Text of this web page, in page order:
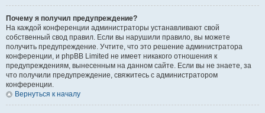
Почему я получил предупреждение?
На каждой конференции администраторы устанавливают свой
собственный свод правил. Если вы нарушили правило, вы можете
получить предупреждение. Учтите, что это решение администратора
конференции, и phpBB Limited не имеет никакого отношения к
предупреждениям, вынесенным на данном сайте. Если вы не знаете, за
что получили предупреждение, свяжитесь с администратором
конференции.
Вернуться к началу